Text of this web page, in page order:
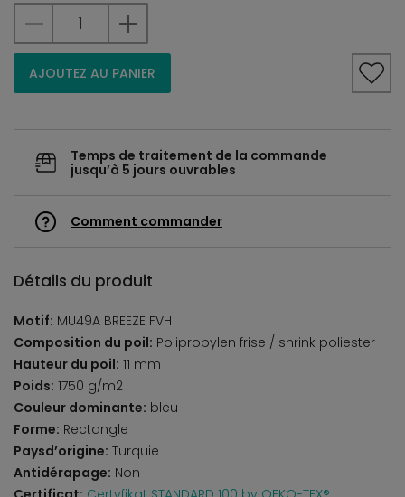
AJOUTEZ AU PANIER
Temps de traitement de la commande
jusqu’à 5 jours ouvrables
Comment commander
Détails du produit
Motif: MU49A BREEZE FVH
Composition du poil: Polipropylen frise / shrink poliester
Hauteur du poil: 11 mm
Poids: 1750 g/m2
Couleur dominante: bleu
Forme: Rectangle
Paysd’origine: Turquie
Antidérapage: Non